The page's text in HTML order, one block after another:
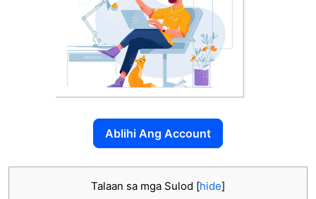
Ablihi Ang Account
Talaan sa mga Sulod [hide]